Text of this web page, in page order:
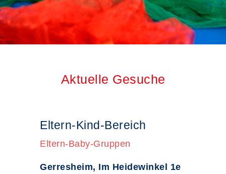
Aktuelle Gesuche
Eltern-Kind-Bereich
Eltern-Baby-Gruppen
Gerresheim, Im Heidewinkel 1e